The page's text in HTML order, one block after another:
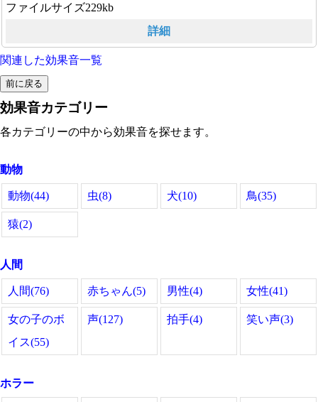
ファイルサイズ229kb
詳細
関連した効果音一覧
効果音カテゴリー
各カテゴリーの中から効果音を探せます。
動物
動物(44) 虫(8) 犬(10) 鳥(35)
猿(2)
人間
人間(76) 赤ちゃん(5) 男性(4) 女性(41)
女の子のボ
イス(55)
声(127) 拍手(4) 笑い声(3)
ホラー